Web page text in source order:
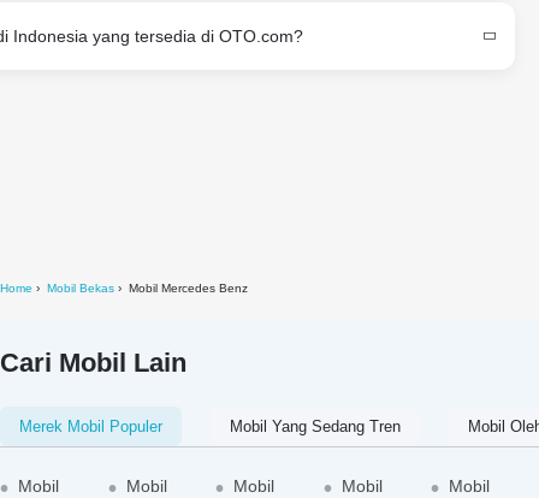
Indonesia yang tersedia di OTO.com?
Home Mobil Bekas Mobil Mercedes Benz
Cari Mobil Lain
Merek Mobil Populer Mobil Yang Sedang Tren Mobil
Mobil
Mobil
Mobil
Mobil
Mobil